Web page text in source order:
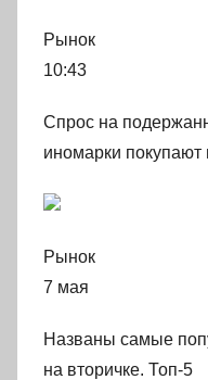
Рынок
10:43
Спрос на
иномарки покупают
Рынок
7 мая
Названы самые
на вторичке. Топ-5